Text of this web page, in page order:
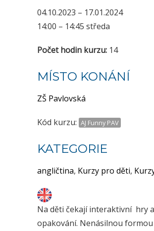
04.10.2023 – 17.01.2024
14:00 – 14:45 středa
Počet hodin kurzu: 14
MÍSTO KONÁNÍ
ZŠ Pavlovská
Kód kurzu: AJ Funny PAV
KATEGORIE
angličtina, Kurzy pro děti,
Na děti čekají interaktivní hry
opakování. Nenásilnou